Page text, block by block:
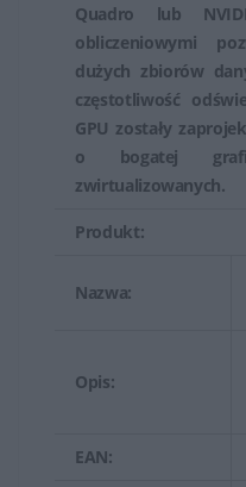
dostępne w sklepach
punktach serwisowych
producenta. Ważne jest,
zamienna jest
urządzenia przed
problemów z instalacją
również produkty
Quadro lub
obliczeniowymi
dużych zbiorów
częstotliwość
GPU zostały
o bogatej
zwirtualizowanych.
Produkt:
Nazwa:
Opis:
EAN: